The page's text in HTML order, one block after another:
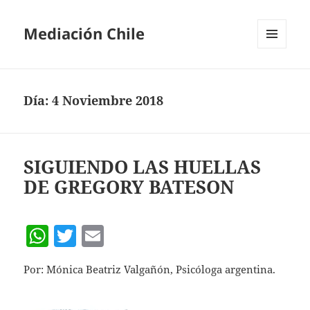
Mediación Chile
Día:4 Noviembre 2018
SIGUIENDO LAS HUELLAS
DE GREGORY BATESON
W
h
at
s
T
w
itt
er
m
ai
Por: Mónica Beatriz Valgañón, Psicóloga argentina.